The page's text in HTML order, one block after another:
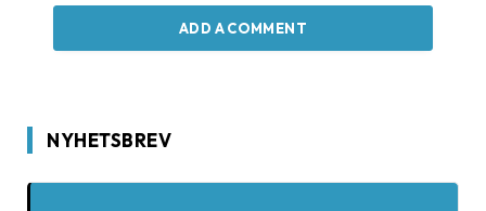
ADD A COMMENT
NYHETSBREV